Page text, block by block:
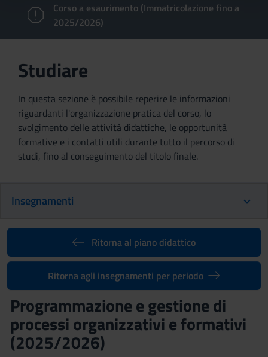
Corso a esaurimento (Immatricolazione fino a
2025/2026)
Studiare
In questa sezione è possibile reperire le informazioni
riguardanti l'organizzazione pratica del corso, lo
svolgimento delle attività didattiche, le opportunità
formative e i contatti utili durante tutto il percorso di
studi, fino al conseguimento del titolo finale.
Insegnamenti
Ritorna al piano didattico
Ritorna agli insegnamenti per periodo
Programmazione e gestione di
processi organizzativi e formativi
(2025/2026)